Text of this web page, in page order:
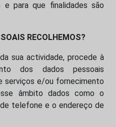
para que finalidades são
RECOLHEMOS?
sua actividade, procede à
dos dados pessoais
serviços e/ou fornecimento
âmbito dados como o
telefone e o endereço de